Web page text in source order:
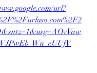
url?
Wn_eUUfV